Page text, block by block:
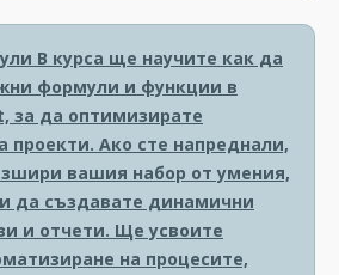
В курса ще научите как да
формули и функции в
за да оптимизирате
проекти. Ако сте напреднали,
вашия набор от умения,
да създавате динамични
и отчети. Ще усвоите
на процесите,